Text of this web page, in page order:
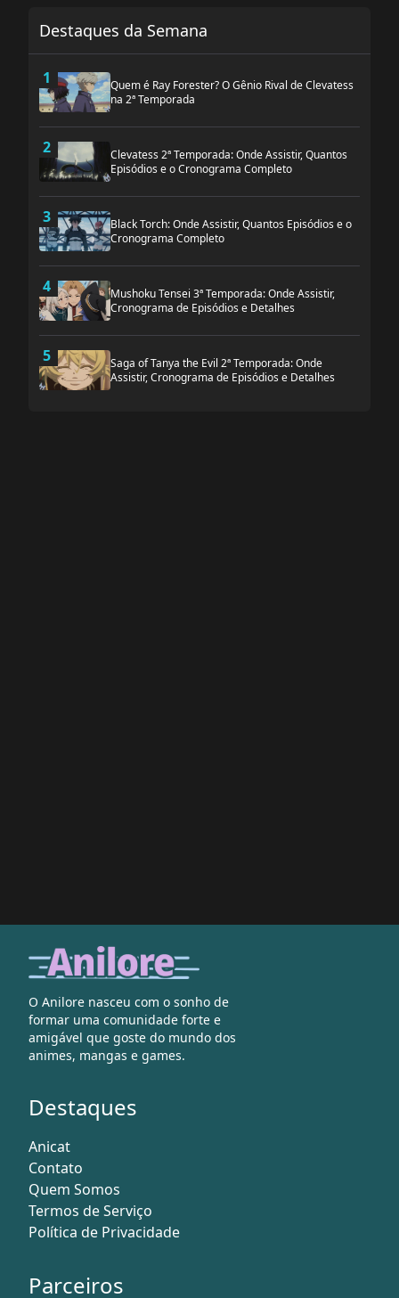
Destaques da Semana
1
Quem é Ray Forester? O Gênio Rival de Clevatess
na 2ª Temporada
2
Clevatess 2ª Temporada: Onde Assistir, Quantos
Episódios e o Cronograma Completo
3
Black Torch: Onde Assistir, Quantos Episódios e o
Cronograma Completo
4
Mushoku Tensei 3ª Temporada: Onde Assistir,
Cronograma de Episódios e Detalhes
5
Saga of Tanya the Evil 2ª Temporada: Onde
Assistir, Cronograma de Episódios e Detalhes
O Anilore nasceu com o sonho de
formar uma comunidade forte e
amigável que goste do mundo dos
animes, mangas e games.
Destaques
Anicat
Contato
Quem Somos
Termos de Serviço
Política de Privacidade
Parceiros